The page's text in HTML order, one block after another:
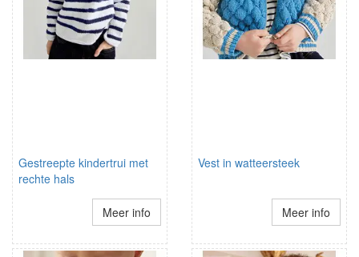
Gestreepte kindertrui met
rechte hals
Meer info
Vest in watteersteek
Meer info